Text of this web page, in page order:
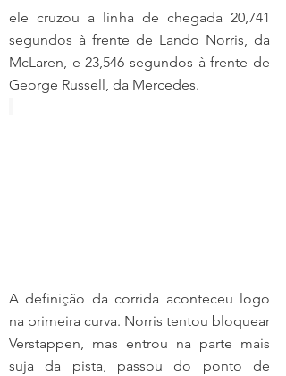
ele cruzou a linha de chegada 20,741
segundos à frente de Lando Norris, da
McLaren, e 23,546 segundos à frente de
George Russell, da Mercedes.
A definição da corrida aconteceu logo
na primeira curva. Norris tentou bloquear
Verstappen, mas entrou na parte mais
suja da pista, passou do ponto de